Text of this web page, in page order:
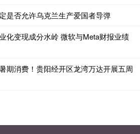
是否允许乌克兰生产爱国者导弹
化变现成分水岭 微软与Meta财报业绩
期消费！贵阳经开区龙湾万达开展五周